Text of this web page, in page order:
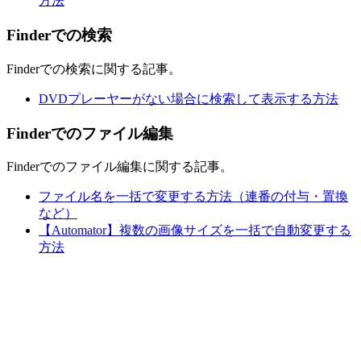
Finderでの検索
Finderでの検索に関する記事。
DVDプレーヤーがない場合に検索して表示する方法
Finderでのファイル編集
Finderでのファイル編集に関する記事。
ファイル名を一括で変更する方法（連番の付与・置換
など）
【Automator】複数の画像サイズを一括で自動変更する
方法